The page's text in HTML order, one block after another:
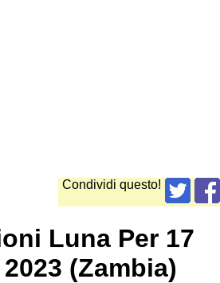
Condividi questo!
Luna Per 17
(Zambia)